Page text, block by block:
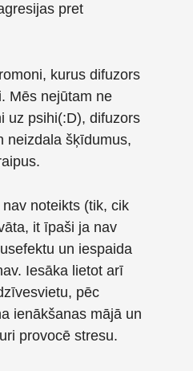
pret
kurus difuzors
Mēs nejūtam ne
uz psihi(:D), difuzors
neizdala šķīdumus,
noteikts (tik, cik
it īpaši ja nav
un iespaida
Iesāka lietot arī
pēc
ienākšanas mājā un
provocē stresu.